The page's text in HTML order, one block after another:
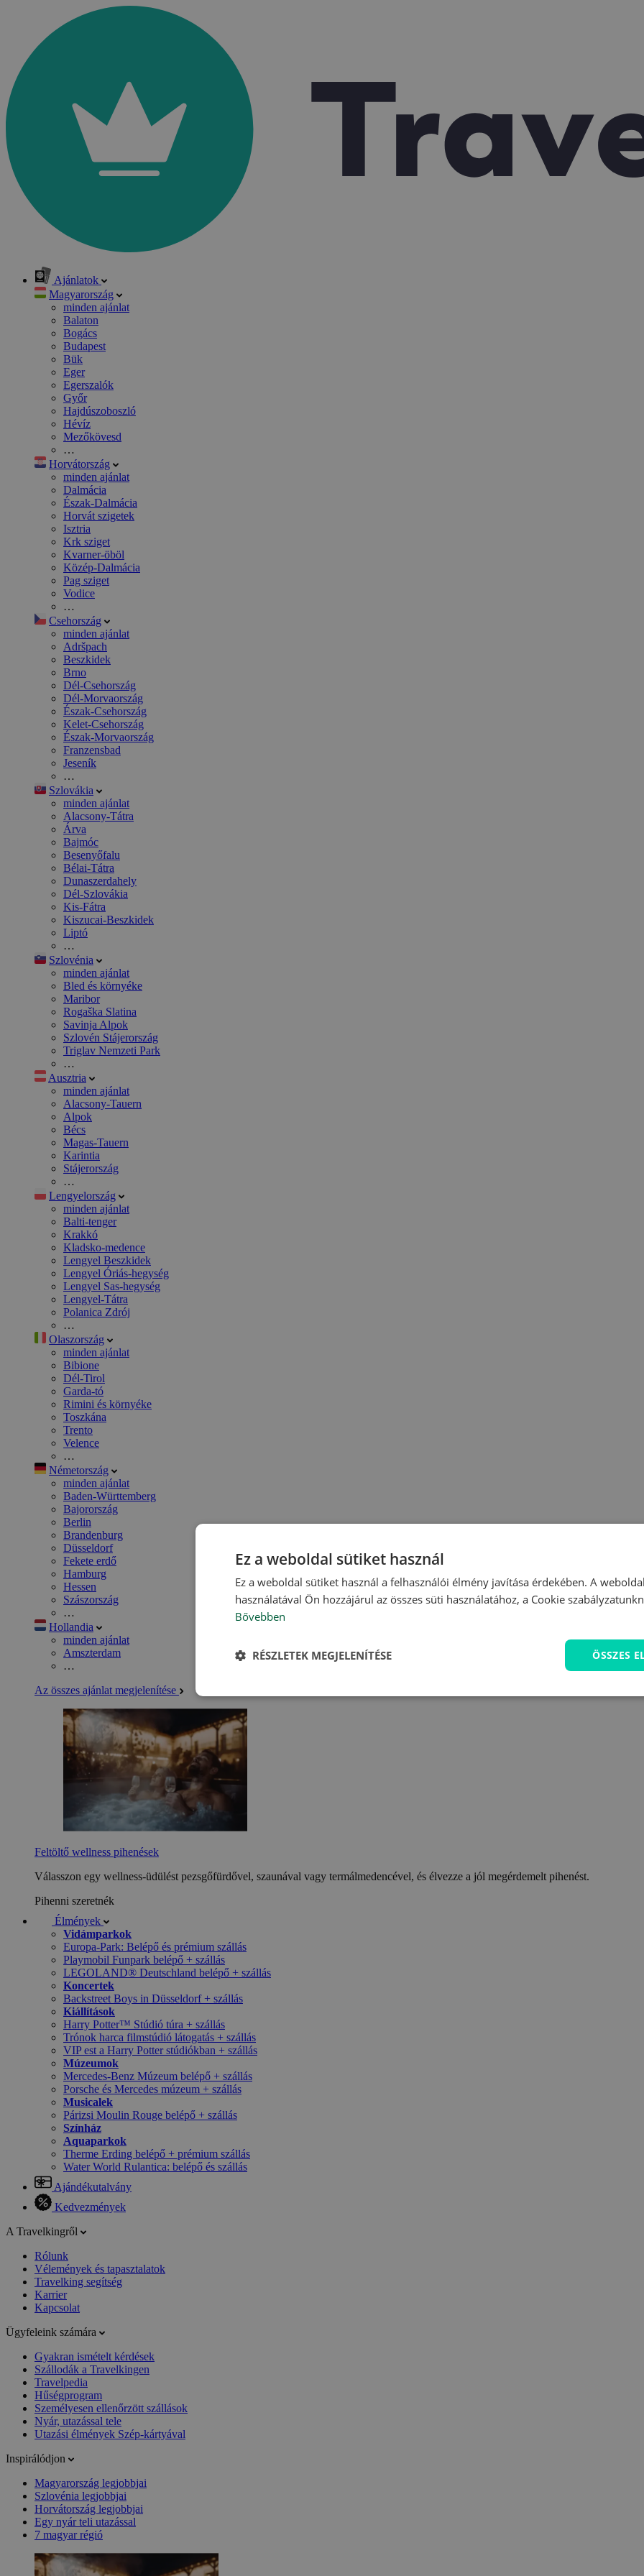
Ajánlatok
Magyarország
minden ajánlat
Balaton
Bogács
Budapest
Bük
Eger
Egerszalók
Győr
Hajdúszoboszló
Hévíz
Mezőkövesd
…
Horvátország
minden ajánlat
Dalmácia
Észak-Dalmácia
Horvát szigetek
Isztria
Krk sziget
Kvarner-öböl
Közép-Dalmácia
Pag sziget
Vodice
…
Csehország
minden ajánlat
Adršpach
Beszkidek
Brno
Dél-Csehország
Dél-Morvaország
Észak-Csehország
Kelet-Csehország
Észak-Morvaország
Franzensbad
Jeseník
…
Szlovákia
minden ajánlat
Alacsony-Tátra
Árva
Bajmóc
Besenyőfalu
Bélai-Tátra
Dunaszerdahely
Dél-Szlovákia
Kis-Fátra
Kiszucai-Beszkidek
Liptó
…
Szlovénia
minden ajánlat
Bled és környéke
Maribor
Rogaška Slatina
Savinja Alpok
Szlovén Stájerország
Triglav Nemzeti Park
…
Ausztria
minden ajánlat
Alacsony-Tauern
Alpok
Bécs
Magas-Tauern
Karintia
Stájerország
…
Lengyelország
minden ajánlat
Balti-tenger
Krakkó
Kladsko-medence
Lengyel Beszkidek
Lengyel Óriás-hegység
Lengyel Sas-hegység
Lengyel-Tátra
Polanica Zdrój
…
Olaszország
minden ajánlat
Bibione
Dél-Tirol
Garda-tó
Rimini és környéke
Toszkána
Trento
Velence
…
Németország
minden ajánlat
Baden-Württemberg
Bajorország
Berlin
Brandenburg
Düsseldorf
Fekete erdő
Hamburg
Hessen
Szászország
…
Hollandia
minden ajánlat
Amszterdam
…
Az összes ajánlat megjelenítése
Feltöltő wellness pihenések
Válasszon egy wellness-üdülést pezsgőfürdővel, szaunával vagy termálmedencével, és élvezze a jól megérdemelt pihenést.
Pihenni szeretnék
Élmények
Vidámparkok
Europa-Park: Belépő és prémium szállás
Playmobil Funpark belépő + szállás
LEGOLAND® Deutschland belépő + szállás
Koncertek
Backstreet Boys in Düsseldorf + szállás
Kiállítások
Harry Potter™ Stúdió túra + szállás
Trónok harca filmstúdió látogatás + szállás
VIP est a Harry Potter stúdiókban + szállás
Múzeumok
Mercedes-Benz Múzeum belépő + szállás
Porsche és Mercedes múzeum + szállás
Musicalek
Párizsi Moulin Rouge belépő + szállás
Színház
Aquaparkok
Therme Erding belépő + prémium szállás
Water World Rulantica: belépő és szállás
Ajándékutalvány
Kedvezmények
A Travelkingről
Rólunk
Vélemények és tapasztalatok
Travelking segítség
Karrier
Kapcsolat
Ügyfeleink számára
Gyakran ismételt kérdések
Szállodák a Travelkingen
Travelpedia
Hűségprogram
Személyesen ellenőrzött szállások
Nyár, utazással tele
Utazási élmények Szép-kártyával
Inspirálódjon
Magyarország legjobbjai
Szlovénia legjobbjai
Horvátország legjobbjai
Egy nyár teli utazással
7 magyar régió
Ez a weboldal sütiket használ
Ez a weboldal sütiket használ a felhasználói élmény javítása érdekében. A
használatával Ön hozzájárul az összes süti használatához, a Cookie
Bővebben
ÖSSZES
RÉSZLETEK MEGJELENÍTÉSE